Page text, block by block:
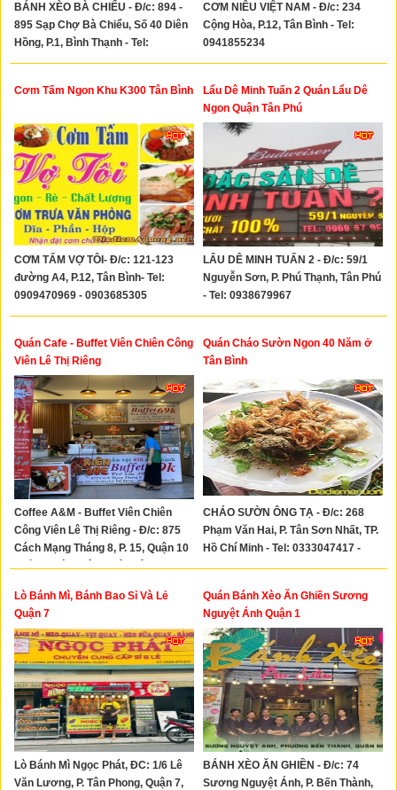
BÁNH XÈO BÀ CHIỂU - Đ/c: 894 -
895 Sạp Chợ Bà Chiểu, Số 40 Diên
Hồng, P.1, Bình Thạnh - Tel:
0908077655
CƠM NIÊU VIỆT NAM - Đ/c: 234
Cộng Hòa, P.12, Tân Bình - Tel:
0941855234
Cơm Tấm Ngon Khu K300 Tân Bình
CƠM TẤM VỢ TÔI- Đ/c: 121-123
đường A4, P.12, Tân Bình- Tel:
0909470969 - 0903685305
Lẩu Dê Minh Tuấn 2 Quán Lẩu Dê
Ngon Quận Tân Phú
LẨU DÊ MINH TUẤN 2 - Đ/c: 59/1
Nguyễn Sơn, P. Phú Thạnh, Tân Phú
- Tel: 0938679967
Quán Cafe - Buffet Viên Chiên Công
Viên Lê Thị Riêng
Coffee A&M - Buffet Viên Chiên
Công Viên Lê Thị Riêng - Đ/c: 875
Cách Mạng Tháng 8, P. 15, Quận 10
(Cổng Chính Công Viên Lê Thị
Quán Cháo Sườn Ngon 40 Năm ở
Tân Bình
CHÁO SƯỜN ÔNG TẠ - Đ/c: 268
Phạm Văn Hai, P. Tân Sơn Nhất, TP.
Hồ Chí Minh - Tel: 0333047417 -
0939003022
Lò Bánh Mì, Bánh Bao Sỉ Và Lẻ
Quận 7
Lò Bánh Mì Ngọc Phát, ĐC: 1/6 Lê
Văn Lương, P. Tân Phong, Quận 7,
Quán Bánh Xèo Ăn Ghiền Sương
Nguyệt Ánh Quận 1
BÁNH XÈO ĂN GHIỀN - Đ/c: 74
Sương Nguyệt Ánh, P. Bến Thành,